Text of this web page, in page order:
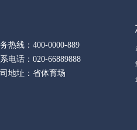
热线：400-0000-889
电话：020-66889888
地址：省体育场